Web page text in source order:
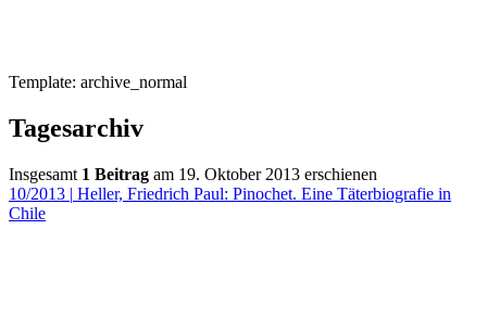
Template: archive_normal
Tagesarchiv
Insgesamt 1 Beitrag am 19. Oktober 2013 erschienen
10/2013 | Heller, Friedrich Paul: Pinochet. Eine Täterbiografie in
Chile